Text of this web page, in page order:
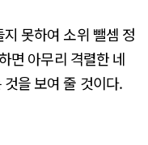
못하여 소위 뺄셈 정
면 아무리 격렬한 네
을 보여 줄 것이다.